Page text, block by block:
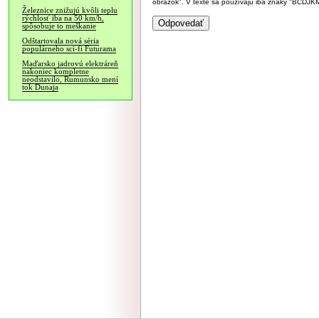
Železnice znižujú kvôli teplu
rýchlosť iba na 50 km/h,
spôsobuje to meškanie
Odštartovala nová séria
populárneho sci-fi Futurama
Maďarsko jadrovú elektráreň
nakoniec kompletne
neodstavilo, Rumunsko mení
tok Dunaja
obrázok". V texte sa používajú iba znaky